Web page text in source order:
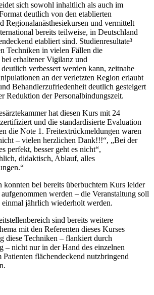
sich sowohl inhaltlich als auch im
deutlich von den etablierten
Regionalanästhesiekursen und vermittelt
bereits teilweise, in Deutschland
etabliert sind. Studienresultate³
Techniken in vielen Fällen die
erhaltener Vigilanz und
verbessert werden kann, zeitnahe
an der verletzten Region erlaubt
Behandlerzufriedenheit deutlich gesteigert
Reduktion der Personalbindungszeit.
hat diesen Kurs mit 24
und die standardisierte Evaluation
die Note 1. Freitextrückmeldungen waren
– vielen herzlichen Dank!!!“, „Bei der
perfekt, besser geht es nicht“,
didaktisch, Ablauf, alles
konnten bei bereits überbuchtem Kurs leider
werden – die Veranstaltung soll
einmal jährlich wiederholt werden.
sind bereits weitere
mit den Referenten dieses Kurses
diese Techniken – flankiert durch
– nicht nur in der Hand des einzelnen
Patienten flächendeckend nutzbringend